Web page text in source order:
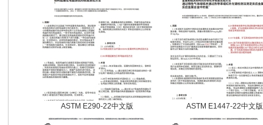
ASTM E290-22中文版 ASTM E1447-22中文版